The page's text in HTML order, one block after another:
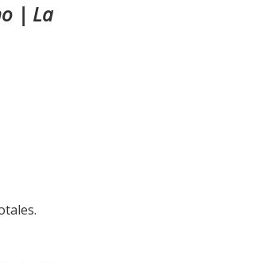
| La